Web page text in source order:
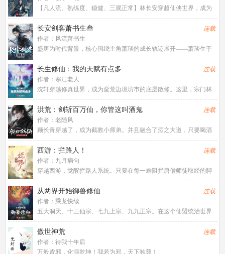
【凡人流、熟练度、稳健、三观正常】林长安穿越仙侠世界，成为
一名仙门落选的散修。苦修二十载，心灰意冷...
长安剑客萧书生叁
作者： 风流萧书生
盛唐为时代背景，核心围绕主角萧琰的成长轨迹展开——萧琰生于
西凉，长于西凉，身负西凉王室遗脉与家传剑艺，因西凉内乱、家
族蒙冤，被迫携家传“寒月剑”与隐秘信物，从西凉城远赴长安城，寻
求真相、复仇雪恨、守护
连载
长生修仙：我的天赋有点多
作者： 寒江老人
沈轩穿越修真世界，成为蛮荒边境坊市的底层散修。这里，宗门林
立，妖魔遍布，人如蝼蚁，命如草芥。幸好，
连载
洪荒：剑斩百万仙，你管这叫酒鬼
作者： 老随风
顾长青穿越了，成为截教小师弟。并且融合了酒之大道，只要喝酒
就变强！于是截教之中，多了一个以饮酒为乐的酒剑仙！“人生得意
须尽欢，莫使金樽空对月！”看着顾长青整日酗酒，所有人都以为这
个小师弟废了。然而当封
连载
西游：拦路人！
作者： 九月病句
穿越西游，觉醒拦路人系统。只要在每一难阻拦唐僧师徒取经的脚
步就可以获得奖励。拦截三天，奖励：移山之...
连载
从两界开始御兽修仙
作者： 乘龙快续
五大洞天、十三仙宗、七九上宗、九九正宗。在这个仙盟统治世界
的时代，修士需以借兽修真的方式摘取道果，得...
连载
傲世神荒
作者： 待我十年后
万般皆邪，化演乾坤！我若为邪，天下独尊！
连载